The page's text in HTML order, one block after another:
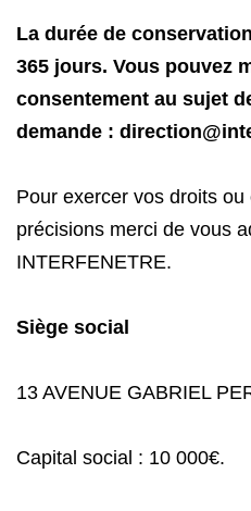
La durée de
365 jours. Vous pouvez
consentement au sujet
demande :
Pour exercer vos droits
précisions merci de vous
INTERFENETRE.
Siège social
13 AVENUE GABRIEL
Capital social : 10 000€.